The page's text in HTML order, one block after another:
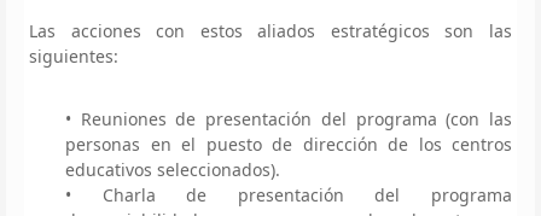
Las acciones con estos aliados estratégicos son las
siguientes:
• Reuniones de presentación del programa (con las
personas en el puesto de dirección de los centros
educativos seleccionados).
• Charla de presentación del programa